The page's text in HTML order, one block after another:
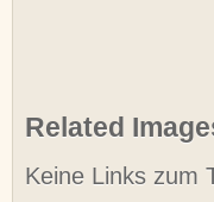
Related
Keine Links zum